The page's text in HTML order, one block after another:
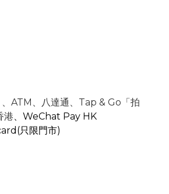
、 ATM 、
八達通、Tap & Go「拍
港、 WeChat Pay HK
只限門市)